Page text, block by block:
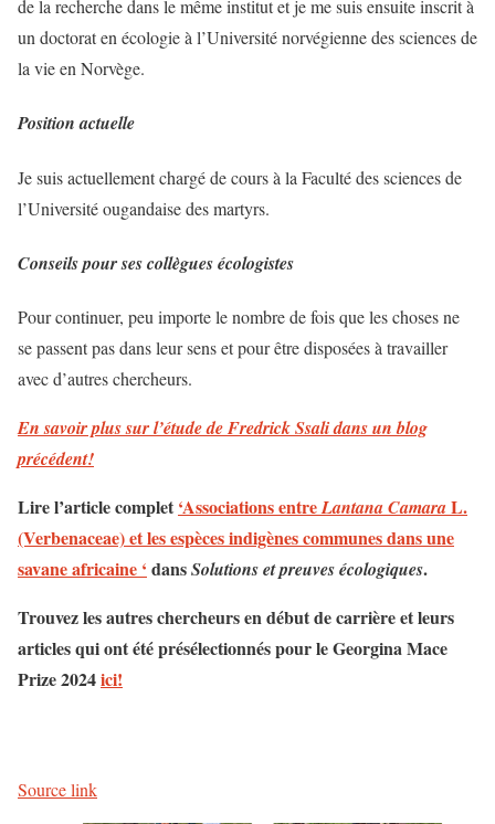
de la recherche dans le même institut et je me suis ensuite inscrit à
un doctorat en écologie à l’Université norvégienne des sciences de
la vie en Norvège.
Position actuelle
Je suis actuellement chargé de cours à la Faculté des sciences de
l’Université ougandaise des martyrs.
Conseils pour ses collègues écologistes
Pour continuer, peu importe le nombre de fois que les choses ne
se passent pas dans leur sens et pour être disposées à travailler
avec d’autres chercheurs.
En savoir plus sur l’étude de Fredrick Ssali dans un blog
précédent!
Lire l’article complet ‘Associations entreLantana CamaraL.
(Verbenaceae) et les espèces indigènes communes dans une
savane africaine ‘ dansSolutions et preuves écologiques.
Trouvez les autres chercheurs en début de carrière et leurs
articles qui ont été présélectionnés pour le Georgina Mace
Prize 2024ici!
Source link